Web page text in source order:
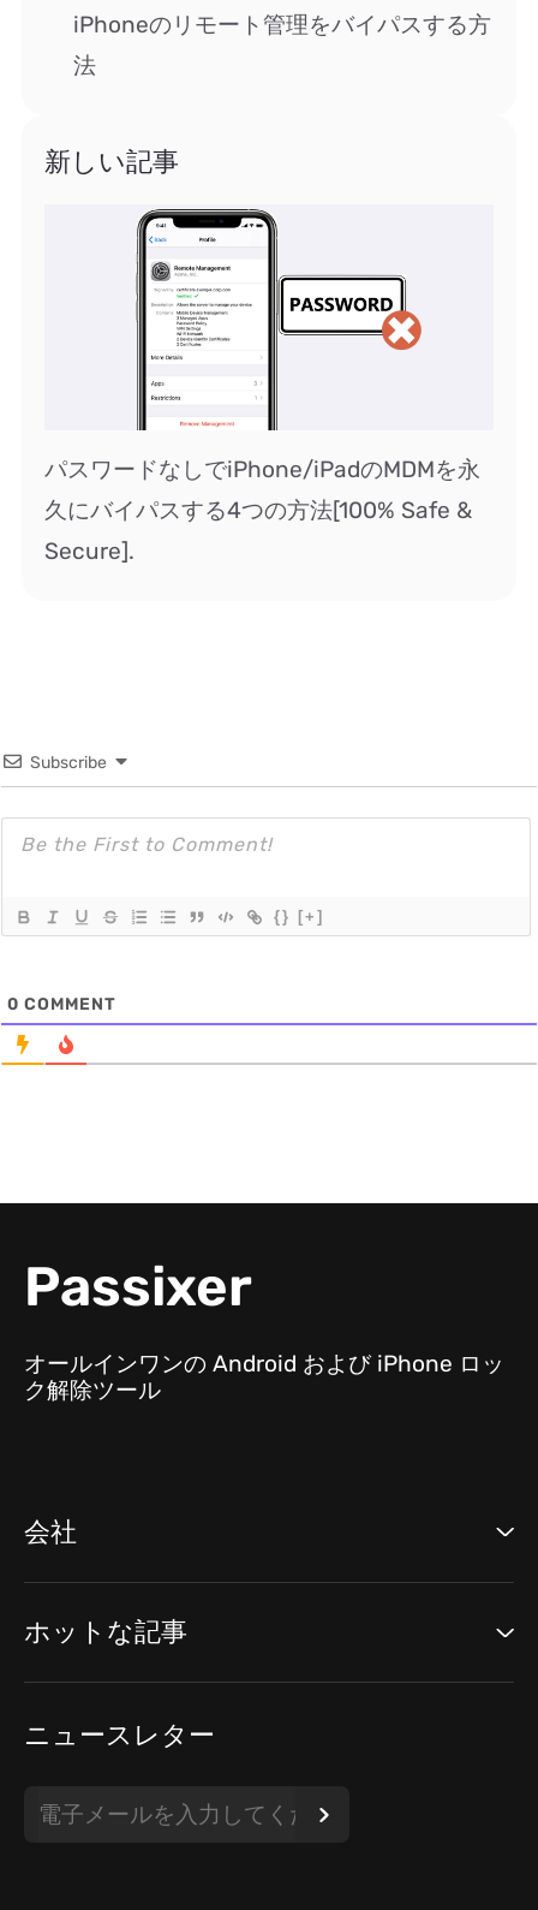
iPhoneのリモート管理をバイパスする方
法
新しい記事
パスワードなしでiPhone/iPadのMDMを永
久にバイパスする4つの方法[100% Safe &
Secure].
Subscribe
{} [+]
0 COMMENT
Passixer
オールインワンの Android および iPhone ロッ
ク解除ツール
会社
ホットな記事
ニュースレター